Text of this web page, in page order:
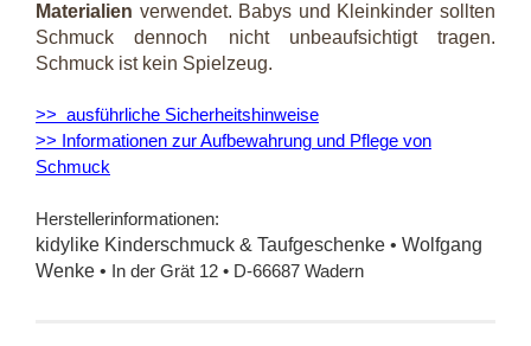
Materialien verwendet. Babys und Kleinkinder sollten
Schmuck dennoch nicht unbeaufsichtigt tragen.
Schmuck ist kein Spielzeug.
>> ausführliche Sicherheitshinweise
>> Informationen zur Aufbewahrung und Pflege von
Schmuck
Herstellerinformationen:
kidylike Kinderschmuck & Taufgeschenke • Wolfgang
Wenke •
In der Grät 12 • D-66687 Wadern